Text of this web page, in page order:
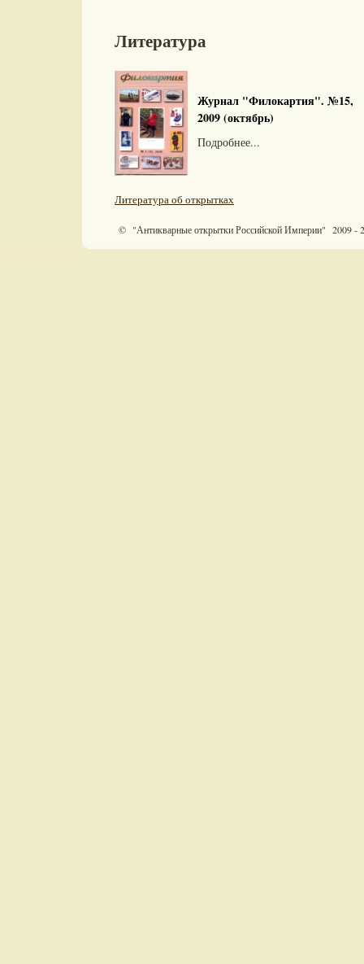
Литература
Журнал "Филокартия". №15,
2009 (октябрь)
Подробнее...
Литература об открытках
© "Антикварные открытки Российской Империи" 2009 -